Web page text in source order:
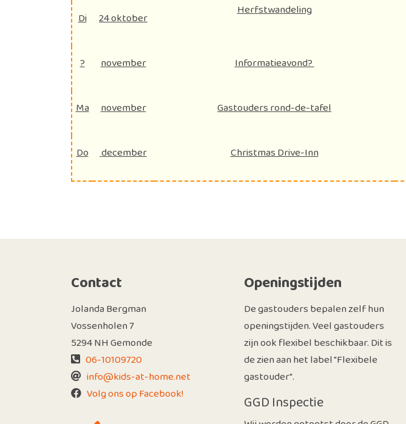
Di 24 oktober Herfstwandeling
? november Informatieavond?
Ma november Gastouders rond-de-tafel
Do december Christmas Drive-Inn
Contact
Jolanda Bergman
Vossenholen 7
5294 NH Gemonde
06-10109720
info@kids-at-home.net
Volg ons op Facebook!
Openingstijden
De gastouders bepalen zelf hun
openingstijden. Veel gastouders
zijn ook flexibel beschikbaar. Dit is
de zien aan het label "Flexibele
gastouder".
GGD Inspectie